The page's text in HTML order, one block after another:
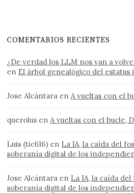
COMENTARIOS RECIENTES
¿De verdad los LLM nos van a
en El árbol genealógico del estatus
Jose Alcántara enA vueltas con el
querolus enA vueltas con el bucle,
Luis (tic616) en La IA, la caída del
soberanía digital de los
Jose Alcántara en La IA, la caída
soberanía digital de los